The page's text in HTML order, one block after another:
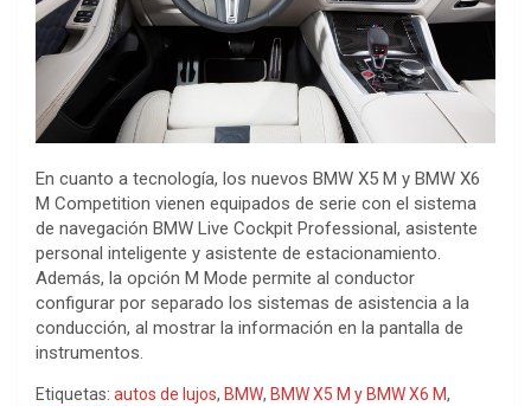
En cuanto a tecnología, los nuevos BMW X5 M y BMW X6
M Competition vienen equipados de serie con el sistema
de navegación BMW Live Cockpit Professional, asistente
personal inteligente y asistente de estacionamiento.
Además, la opción M Mode permite al conductor
configurar por separado los sistemas de asistencia a la
conducción, al mostrar la información en la pantalla de
instrumentos.
Etiquetas: autos de lujos, BMW, BMW X5 M y BMW X6 M,